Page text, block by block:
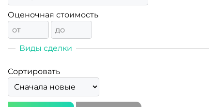
Оценочная стоимость
Виды сделки
Сортировать